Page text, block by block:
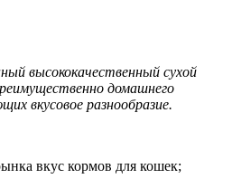
высококачественный сухой
домашнего
вкусовое разнообразие.
вкус кормов для кошек;